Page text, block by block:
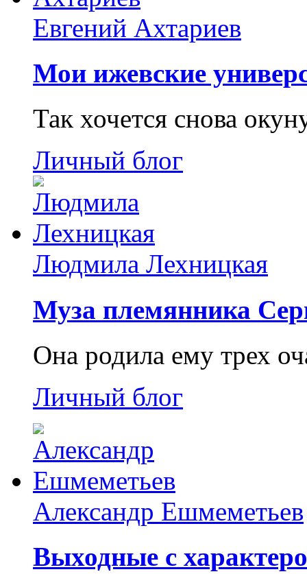
Евгений Ахтариев
Мои ижевские
Так хочется снова
Личный блог
Людмила Лехницкая
Муза племянника
Она родила ему трех
Личный блог
Александр Ешмеметьев
Выходные с